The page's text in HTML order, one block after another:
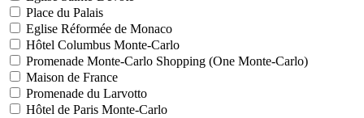
Place du Palais
Eglise Réformée de Monaco
Hôtel Columbus Monte-Carlo
Promenade Monte-Carlo Shopping (One Monte-Carlo)
Maison de France
Promenade du Larvotto
Hôtel de Paris Monte-Carlo